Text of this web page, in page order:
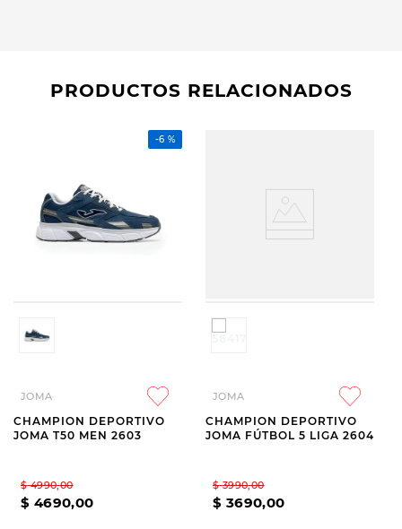
PRODUCTOS RELACIONADOS
-6 %
JOMA
CHAMPION DEPORTIVO
JOMA T50 MEN 2603
$ 4990,00
$ 4690,00
JOMA
CHAMPION DEPORTIVO
JOMA FÚTBOL 5 LIGA 2604
$ 3990,00
$ 3690,00